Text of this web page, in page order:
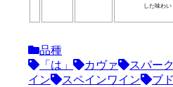
した味わい
品種
「は」
カヴァ
スパー
イン
スペインワイン
ブ